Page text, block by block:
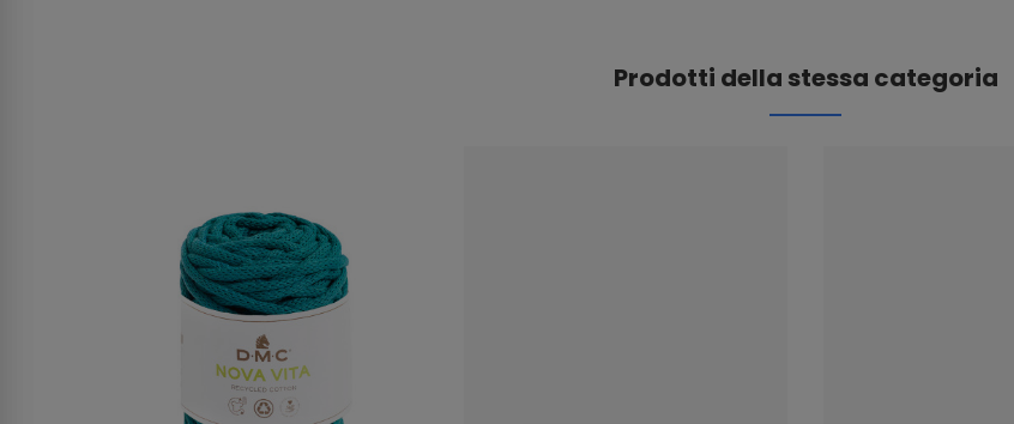
Prodotti della stessa categoria